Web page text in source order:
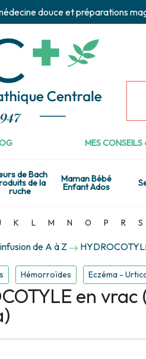
douce et préparations
MES CONSEILS
de Bach
de la
ruche
Maman Bébé
Enfant Ados
K L M N O P R S
de A à Z
Hémorroïdes Eczéma -
en vrac